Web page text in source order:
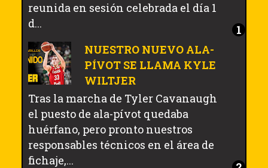
reunida en sesión celebrada el día 1
d...
NUESTRO NUEVO ALA-
PÍVOT SE LLAMA KYLE
WILTJER
Tras la marcha de Tyler Cavanaugh
el puesto de ala-pívot quedaba
huérfano, pero pronto nuestros
responsables técnicos en el área de
fichaje,...